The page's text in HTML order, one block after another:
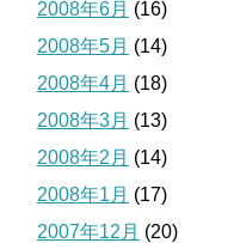
2008年6月 (16)
2008年5月 (14)
2008年4月 (18)
2008年3月 (13)
2008年2月 (14)
2008年1月 (17)
2007年12月 (20)